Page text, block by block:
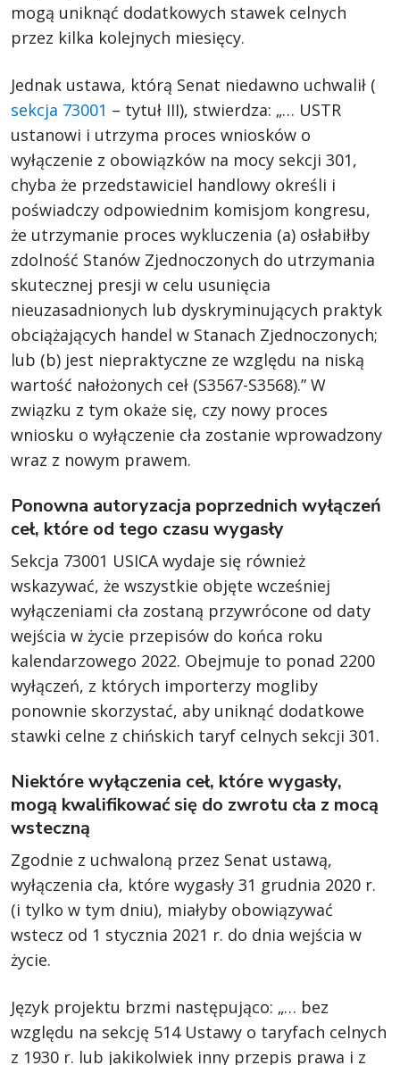
mogą uniknąć dodatkowych stawek celnych
przez kilka kolejnych miesięcy.
Jednak ustawa, którą Senat niedawno uchwalił (
sekcja 73001 – tytuł III), stwierdza: „… USTR
ustanowi i utrzyma proces wniosków o
wyłączenie z obowiązków na mocy sekcji 301,
chyba że przedstawiciel handlowy określi i
poświadczy odpowiednim komisjom kongresu,
że utrzymanie proces wykluczenia (a) osłabiłby
zdolność Stanów Zjednoczonych do utrzymania
skutecznej presji w celu usunięcia
nieuzasadnionych lub dyskryminujących praktyk
obciążających handel w Stanach Zjednoczonych;
lub (b) jest niepraktyczne ze względu na niską
wartość nałożonych ceł (S3567-S3568).” W
związku z tym okaże się, czy nowy proces
wniosku o wyłączenie cła zostanie wprowadzony
wraz z nowym prawem.
Ponowna autoryzacja poprzednich wyłączeń
ceł, które od tego czasu wygasły
Sekcja 73001 USICA wydaje się również
wskazywać, że wszystkie objęte wcześniej
wyłączeniami cła zostaną przywrócone od daty
wejścia w życie przepisów do końca roku
kalendarzowego 2022. Obejmuje to ponad 2200
wyłączeń, z których importerzy mogliby
ponownie skorzystać, aby uniknąć dodatkowe
stawki celne z chińskich taryf celnych sekcji 301.
Niektóre wyłączenia ceł, które wygasły,
mogą kwalifikować się do zwrotu cła z mocą
wsteczną
Zgodnie z uchwaloną przez Senat ustawą,
wyłączenia cła, które wygasły 31 grudnia 2020 r.
(i tylko w tym dniu), miałyby obowiązywać
wstecz od 1 stycznia 2021 r. do dnia wejścia w
życie.
Język projektu brzmi następująco: „… bez
względu na sekcję 514 Ustawy o taryfach celnych
z 1930 r. lub jakikolwiek inny przepis prawa i z